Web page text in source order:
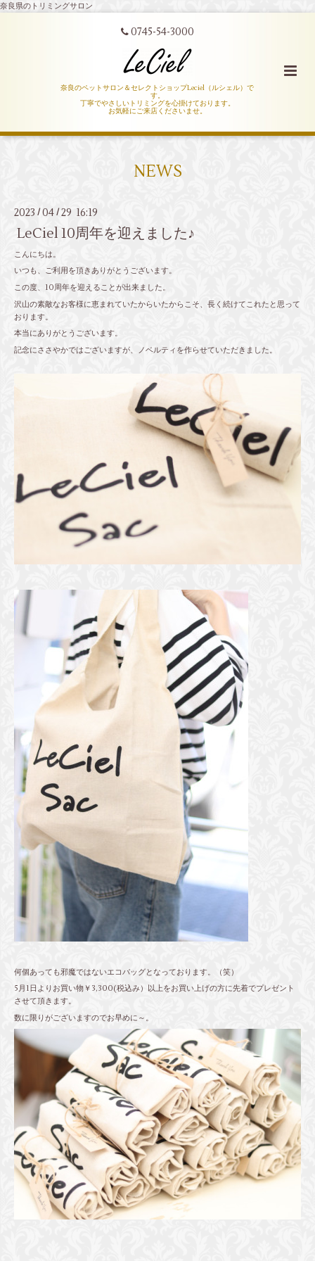
奈良県のトリミングサロン
0745-54-3000
奈良のペットサロン＆セレクトショップLeciel（ルシェル）で
す。
丁寧でやさしいトリミングを心掛けております。
お気軽にご来店くださいませ。
NEWS
2023 /04 /29 16:19
LeCiel 10周年を迎えました♪
こんにちは。
いつも、ご利用を頂きありがとうございます。
この度、10周年を迎えることが出来ました。
沢山の素敵なお客様に恵まれていたからいたからこそ、長く続けてこれたと思って
おります。
本当にありがとうございます。
記念にささやかではございますが、ノベルティを作らせていただきました。
何個あっても邪魔ではないエコバッグとなっております。（笑）
5月1日よりお買い物￥3,300(税込み）以上をお買い上げの方に先着でプレゼント
させて頂きます。
数に限りがございますのでお早めに～。